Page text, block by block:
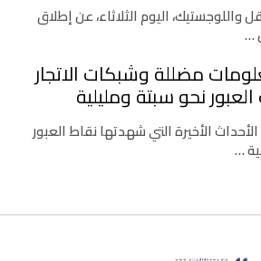
واللوجستيك، اليوم الثلاثاء، عن إطلاق
…
مضللة وشبكات الاتجار
نحو سبتة ومليلية
الأخيرة التي شهدتها نقاط العبور
…